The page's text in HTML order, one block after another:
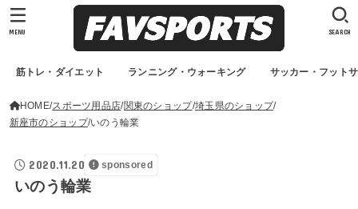
筋トレ・ダイエット ランニング・ウォーキング サッカー・フット
SEARCH
MENU
HOME スポーツ用品店 関東のショップ 埼玉県のショップ
新座市のショップ いのう輪業
2020.11.20 sponsored
いのう輪業